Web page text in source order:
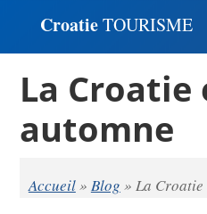
CroatieTOURISME
La Croatie
automne
Accueil» Blog » La Croatie